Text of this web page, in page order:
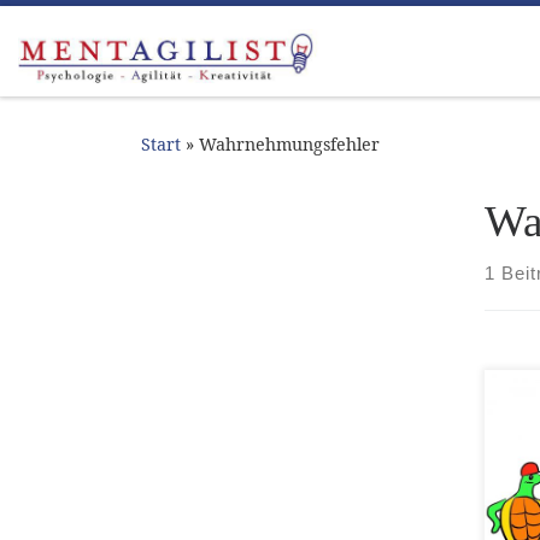
Zum Inhalt springen
Start » Wahrnehmungsfehler
1
mit